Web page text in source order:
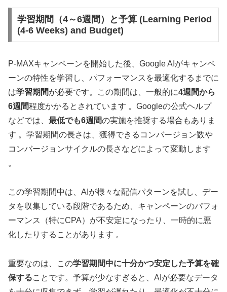
学習期間（4～6週間）と予算 (Learning Period
(4-6 Weeks) and Budget)
P-MAXキャンペーンを開始した後、Google AIがキャンペ
ーンの特性を学習し、パフォーマンスを最適化するまでに
は学習期間が必要です。この期間は、一般的に4週間から
6週間程度かかるとされています 。Googleの公式ヘルプ
などでは、 最低でも6週間の実施を推奨する場合もありま
す 。学習期間の長さは、獲得できるコンバージョン数や
コンバージョンサイクルの長さなどによって変動します
。
この学習期間中は、AIが様々な配信パターンを試し、デー
タを収集している段階であるため、キャンペーンのパフォ
ーマンス（特にCPA）が不安定になったり、一時的に悪
化したりすることがあります 。
重要なのは、この学習期間中に十分かつ安定した予算を確
保することです。予算が少なすぎると、AIが必要なデータ